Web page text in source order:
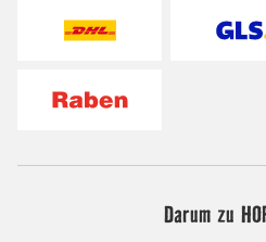
Darum zu